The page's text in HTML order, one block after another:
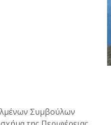
Συμβούλων